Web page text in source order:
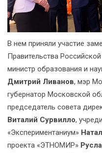
В нем приняли участие
Правительства
министр образования и
Дмитрий Ливанов, мэр
губернатор Московской
председатель совета
Виталий Сурвилло,
«Экспериментаниум»
проекта «ЭТНОМИР»